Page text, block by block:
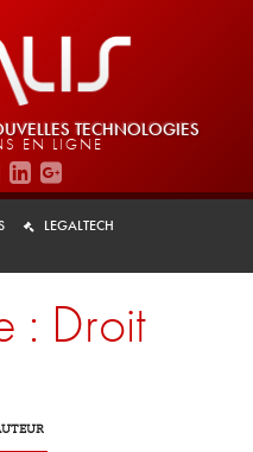
TECHNOLOGIES
EN LIGNE
LEGALTECH
: Droit